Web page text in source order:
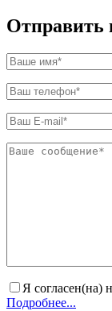
Отправить
Я согласен(на)
Подробнее...